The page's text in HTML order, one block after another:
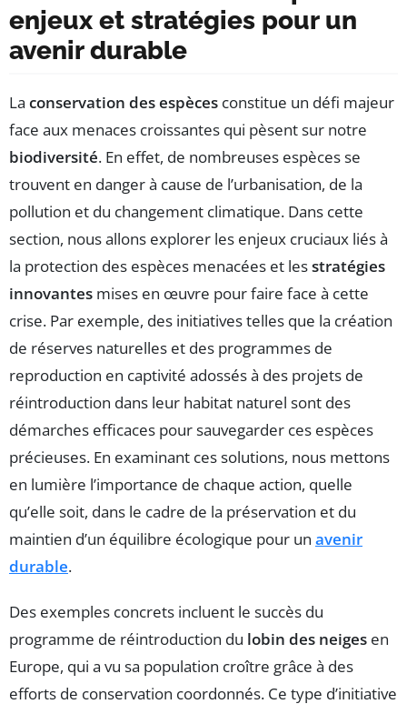
enjeux et stratégies pour un
avenir durable
La conservation des espèces constitue un défi majeur
face aux menaces croissantes qui pèsent sur notre
biodiversité. En effet, de nombreuses espèces se
trouvent en danger à cause de l’urbanisation, de la
pollution et du changement climatique. Dans cette
section, nous allons explorer les enjeux cruciaux liés à
la protection des espèces menacées et lesstratégies
innovantes mises en œuvre pour faire face à cette
crise. Par exemple, des initiatives telles que la création
de réserves naturelles et des programmes de
reproduction en captivité adossés à des projets de
réintroduction dans leur habitat naturel sont des
démarches efficaces pour sauvegarder ces espèces
précieuses. En examinant ces solutions, nous mettons
en lumière l’importance de chaque action, quelle
qu’elle soit, dans le cadre de la préservation et du
maintien d’un équilibre écologique pour un avenir
durable.
Des exemples concrets incluent le succès du
programme de réintroduction du lobin des neiges en
Europe, qui a vu sa population croître grâce à des
efforts de conservation coordonnés. Ce type d’initiative